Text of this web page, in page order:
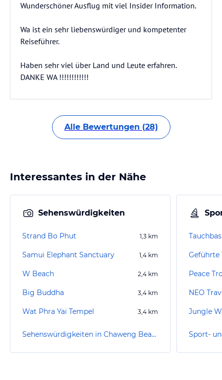
Wunderschöner Ausflug mit viel Insider Information.
Wa ist ein sehr liebenswürdiger und kompetenter
Reiseführer.
Haben sehr viel über Land und Leute erfahren.
DANKE WA !!!!!!!!!!!!
Alle Bewertungen (28)
Interessantes in der Nähe
Sehenswürdigkeiten
Strand Bo Phut 1,3 km
Samui Elephant Sanctuary 1,4 km
W Beach 2,4 km
Big Buddha 3,4 km
Wat Phra Yai Tempel 3,4 km
Sehenswürdigkeiten in Chaweng Beach
Peace
NEO
Jungle